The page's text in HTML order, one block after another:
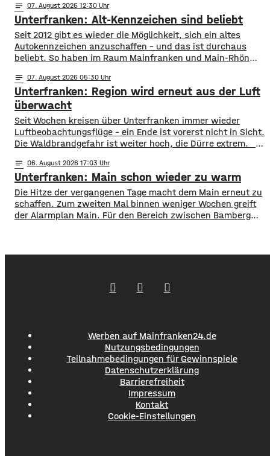
Landesamts für Statistik hervorgeht, sind zwischen
Januar und Juni über 1,3 Millionen Menschen hier
angekommen, ein Plus von 2,8 Prozent. ​Außerdem
notes 07. August 2026 12:30
Unterfranken: Alt-Kennzeichen sind beliebt
Seit 2012 gibt es wieder die Möglichkeit, sich ein altes
Autokennzeichen anzuschaffen – und das ist durchaus
beliebt. So haben im Raum Mainfranken und Main-Rhön
sind es mit rund 11.900 mit dem Kennzeichen OCH für den
Altlandkreis Ochsenfurt. Dahinter kommen EBN für Ebern
mit fast 8.800 und
notes 07. August 2026 05:30
Unterfranken: Region wird erneut aus der Luft
überwacht
​​Seit Wochen kreisen über Unterfranken immer wieder
Luftbeobachtungsflüge – ein Ende ist vorerst nicht in Sicht.
Die Waldbrandgefahr ist weiter hoch, die Dürre extrem. ​
finden deshalb am Wochenende wieder Kontrollflüge statt.
Die Flugzeuge halten dabei Ausschau nach möglichen
Brandherden. ​Die Situation bleibt angespannt: Nicht nur
in den Wäldern, sondern
notes 06. August 2026 17:03
Unterfranken: Main schon wieder zu warm
Die Hitze der vergangenen Tage macht dem Main erneut zu
schaffen. Zum zweiten Mal binnen weniger Wochen greift
der Alarmplan Main. Für den Bereich zwischen Bamberg
Werben auf Mainfranken24.de
Nutzungsbedingungen
Teilnahmebedingungen für Gewinnspiele
Datenschutzerklärung
Barrierefreiheit
Impressum
Kontakt
Cookie-Einstellungen